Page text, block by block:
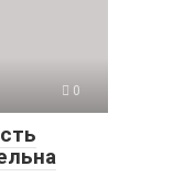
0